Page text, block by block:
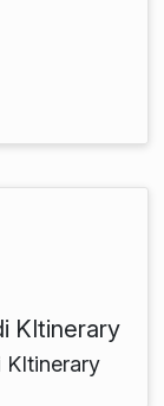
KItinerary
KItinerary